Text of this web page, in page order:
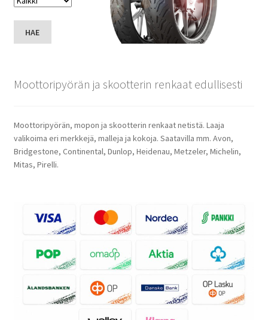
HAE
Moottoripyörän ja skootterin renkaat edullisesti
Moottoripyörän, mopon ja skootterin renkaat netistä. Laaja
valikoima eri merkkejä, malleja ja kokoja. Saatavilla mm. Avon,
Bridgestone, Continental, Dunlop, Heidenau, Metzeler, Michelin,
Mitas, Pirelli.